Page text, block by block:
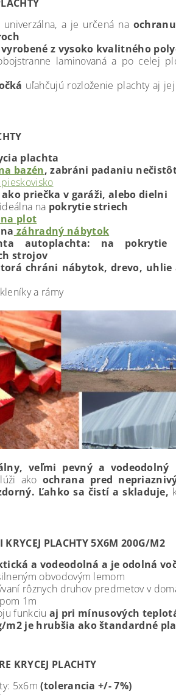
a je určená na
vyrobené z vysoko kvalitného
laminovaná a po celej
uľahčujú rozloženie plachty aj
plachta
bazén, zabráni padaniu
ako priečka v garáži, alebo dielni
na pokrytie striech
plot
záhradný nábytok
autoplachta: na pokrytie
strojov
chráni nábytok, drevo,
a rámy
veľmi pevný a
ako ochrana pred
Ľahko sa čistí a skladuje,
KRYCEJ PLACHTY 5X6M 200G/M2
a vodeodolná a je odolná
obvodovým lemom
rôznych druhov predmetov v
1m
funkciu aj pri mínusových
m2 je hrubšia ako štandardné
KRYCEJ PLACHTY
5x6m(tolerancia +/- 7%)